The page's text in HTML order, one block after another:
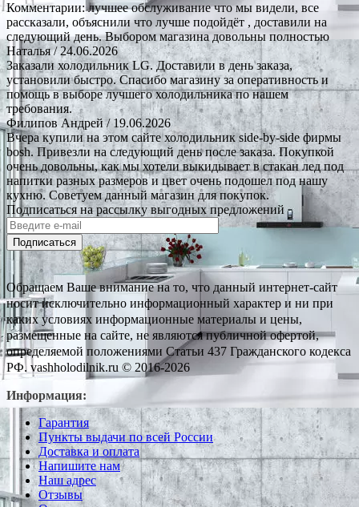
Комментарии: лучшее обслуживание что мы видели, все
рассказали, объяснили что лучше подойдёт , доставили на
следующий день. Выбором магазина довольны полностью
Наталья/ 24.06.2026
Заказали холодильник LG. Доставили в день заказа,
установили быстро. Спасибо магазину за оперативность и
помощь в выборе лучшего холодильника по нашем
требования.
Филипов Андрей/ 19.06.2026
Вчера купили на этом сайте холодильник side-by-side фирмы
bosh. Привезли на следующий день после заказа. Покупкой
очень довольны, как мы хотели выкидывает в стакан лед под
напитки разных размеров и цвет очень подошел под нашу
кухню. Советуем данный магазин для покупок.
Подписаться на рассылку выгодных предложений
Подписаться
Обращаем Ваше внимание на то, что данный интернет-сайт
носит исключительно информационный характер и ни при
каких условиях информационные материалы и цены,
размещенные на сайте, не являются публичной офертой,
определяемой положениями Статьи 437 Гражданского кодекса
РФ. vashholodilnik.ru © 2016-2026
Информация:
Гарантия
Пункты выдачи по всей России
Доставка и оплата
Напишите нам
Наш адрес
Отзывы